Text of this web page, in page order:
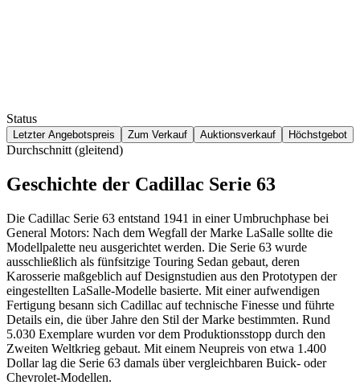
Status
Letzter Angebotspreis Zum Verkauf Auktionsverkauf Höchstgebot
Durchschnitt (gleitend)
Geschichte der Cadillac Serie 63
Die Cadillac Serie 63 entstand 1941 in einer Umbruchphase bei
General Motors: Nach dem Wegfall der Marke LaSalle sollte die
Modellpalette neu ausgerichtet werden. Die Serie 63 wurde
ausschließlich als fünfsitzige Touring Sedan gebaut, deren
Karosserie maßgeblich auf Designstudien aus den Prototypen der
eingestellten LaSalle-Modelle basierte. Mit einer aufwendigen
Fertigung besann sich Cadillac auf technische Finesse und führte
Details ein, die über Jahre den Stil der Marke bestimmten. Rund
5.030 Exemplare wurden vor dem Produktionsstopp durch den
Zweiten Weltkrieg gebaut. Mit einem Neupreis von etwa 1.400
Dollar lag die Serie 63 damals über vergleichbaren Buick- oder
Chevrolet-Modellen.